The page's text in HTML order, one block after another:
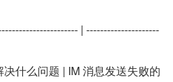
| ---------------------
什么问题 | IM 消息发送失败的